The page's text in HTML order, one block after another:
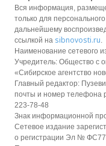
Вся информация,
только для
дальнейшему
ссылкой на sibnovosti.ru.
Наименование сетевого
Учредитель: Общество с
«Сибирское агентство
Главный редактор:
почты и номер телефона
223-78-48
Знак информационной
Сетевое издание
о регистрации Эл №